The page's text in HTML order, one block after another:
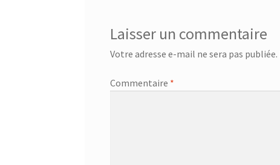
Laisser un commentaire
Votre adresse e-mail ne sera pas publiée.
Commentaire *